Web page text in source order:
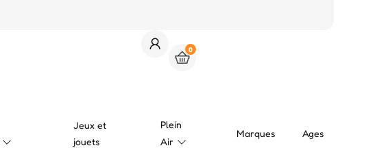
0
Jeux et
jouets
Plein
Air
Marques Ages